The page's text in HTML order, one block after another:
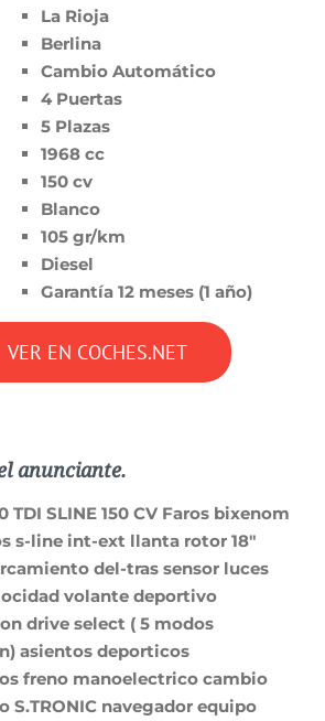
La Rioja
Berlina
Cambio Automático
4 Puertas
5 Plazas
1968 cc
150 cv
Blanco
105 gr/km
Diesel
Garantía 12 meses (1 año)
VER EN COCHES.NET
anunciante.
TDI SLINE 150 CV Faros bixenom
s-line int-ext llanta rotor 18″
del-tras sensor luces
volante deportivo
drive select ( 5 modos
asientos deporticos
freno manoelectrico cambio
S.TRONIC navegador equipo